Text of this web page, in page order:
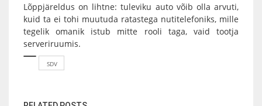
Lõppjäreldus on lihtne: tuleviku auto võib olla arvuti,
kuid ta ei tohi muutuda ratastega nutitelefoniks, mille
tegelik omanik istub mitte rooli taga, vaid tootja
serveriruumis.
SDV